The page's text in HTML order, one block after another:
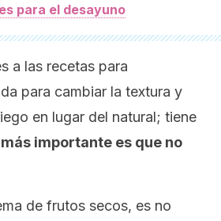
para el desayuno
a las recetas para
para cambiar la textura y
en lugar del natural; tiene
más importante es que no
de frutos secos, es no